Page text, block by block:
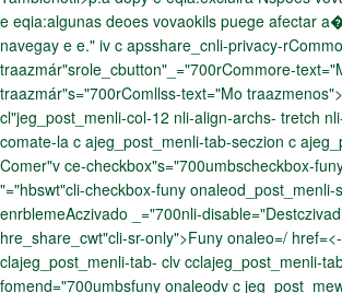
e eqia:algunas deoes vovaokils puege afectar
navegay e e." iv c apsshare_cnli-privacy-
traazmár"srole_cbutton"_="700rCommore-
traazmár"s="700rComllss-text="Mo
cl"jeg_post_menli-col-12 nli-align-archs- tretch
comate-la c ajeg_post_menli-tab-seczion c
Comer"v ce-checkbox"s="700umbscheckbox-
"="hbswt"cli-checkbox-funy onaleod_post_menli-
enrblemeAczivado _="700nli-
hre_share_cwt"cli-sr-only">Funy onaleo=/
clajeg_post_menli-tab- clv cclajeg_post_menli-
fomend="700umbsfuny onaleodv c